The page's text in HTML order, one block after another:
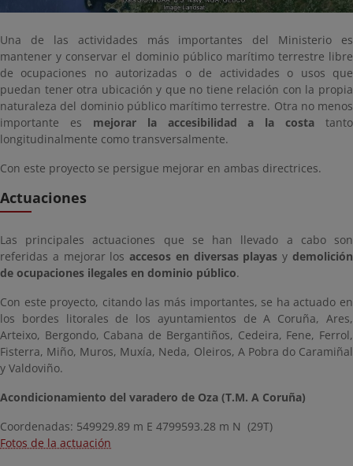
Una de las actividades más importantes del Ministerio es
mantener y conservar el dominio público marítimo terrestre libre
de ocupaciones no autorizadas o de actividades o usos que
puedan tener otra ubicación y que no tiene relación con la propia
naturaleza del dominio público marítimo terrestre. Otra no menos
importante es mejorar la accesibilidad a la costa tanto
longitudinalmente como transversalmente.
Con este proyecto se persigue mejorar en ambas directrices.
Actuaciones
Las principales actuaciones que se han llevado a cabo son
referidas a mejorar losaccesos en diversas playas ydemolición
de ocupaciones ilegales en dominio público.
Con este proyecto, citando las más importantes, se ha actuado en
los bordes litorales de los ayuntamientos de A Coruña, Ares,
Arteixo, Bergondo, Cabana de Bergantiños, Cedeira, Fene, Ferrol,
Fisterra, Miño, Muros, Muxía, Neda, Oleiros, A Pobra do Caramiñal
y Valdoviño.
Acondicionamiento del varadero de Oza (T.M. A Coruña)
Coordenadas: 549929.89 m E 4799593.28 m N (29T)
Fotos de la actuación